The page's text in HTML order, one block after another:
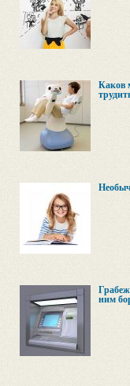
Каков
ним